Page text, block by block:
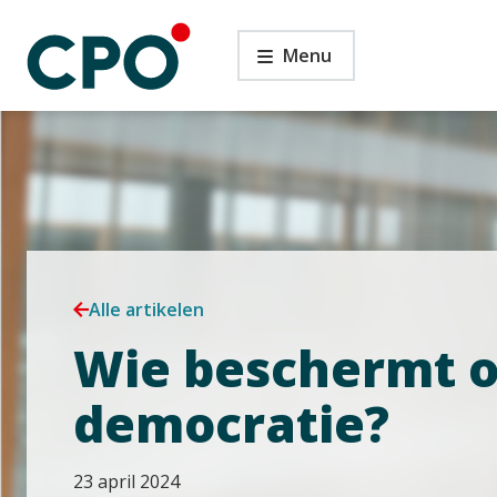
naar
inhoud
Wie
beschermt
onze
democratie?
Menu
Alle artikelen
Wie beschermt
democratie?
23 april 2024